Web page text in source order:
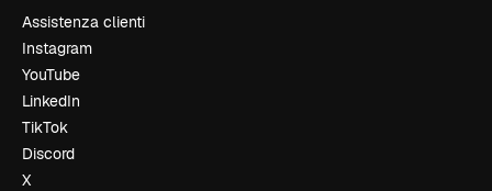
Assistenza clienti
Instagram
YouTube
LinkedIn
TikTok
Discord
X